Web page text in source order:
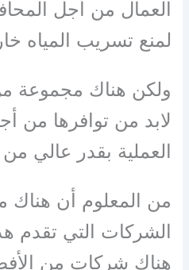
العمال من أجل
لمنع تسريب المياه
ولكن هناك مجموعة
لابد من توافرها من
العملية بقدر عالي من
من المعلوم أن هناك
الشركات التي تقدم
هناك شركات من